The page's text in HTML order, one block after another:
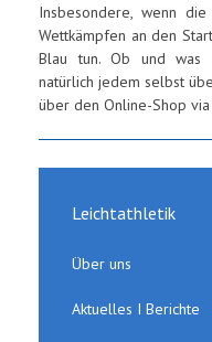
Insbesondere, wenn
Wettkämpfen an den
Blau tun. Ob und was
natürlich jedem selbst
über den Online-Shop
Leichtathletik
Über uns
Aktuelles I Berichte